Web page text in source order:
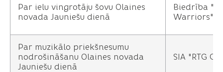
Par ielu vingrotāju šovu Olaines
novada Jauniešu dienā
Biedrība
Warriors"
Par muzikālo priekšnesumu
nodrošināšanu Olaines novada
Jauniešu dienā
SIA "RTG